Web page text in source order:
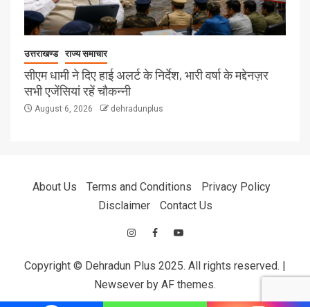
उत्तराखण्ड राज्य समाचार
सीएम धामी ने दिए हाई अलर्ट के निर्देश, भारी वर्षा के मद्देनज़र
सभी एजेंसियां रहें चौकन्नी
August 6, 2026 dehradunplus
About Us Terms and Conditions
Privacy Policy
Disclaimer
Contact Us
Copyright © Dehradun Plus 2025. All rights reserved. |
Newsever by AF themes.